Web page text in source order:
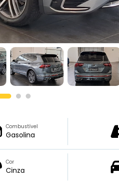
Combustível
Gasolina
Cor
Cinza